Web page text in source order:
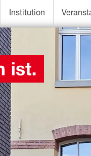
Institution